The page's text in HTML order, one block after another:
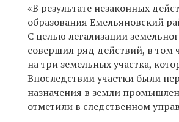
«В результате незаконных
образования Емельяновский
С целью легализации
совершил ряд действий, в том
на три земельных участка,
Впоследствии участки были
назначения в земли
отметили в следственном